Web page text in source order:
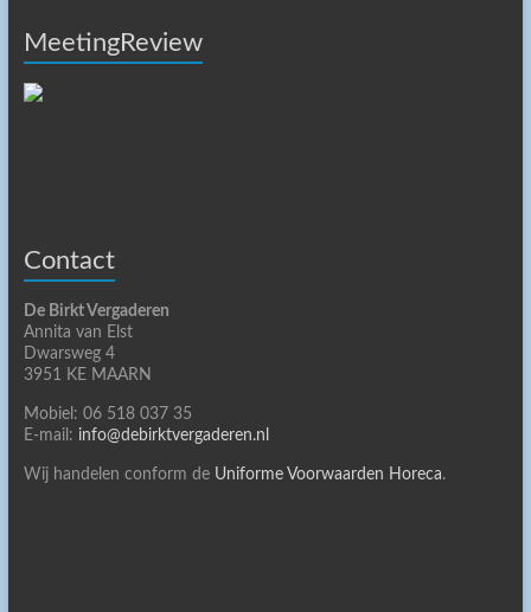
MeetingReview
Contact
De Birkt Vergaderen
Annita van Elst
Dwarsweg 4
3951 KE MAARN
Mobiel: 06 518 037 35
E-mail: info@debirktvergaderen.nl
Wij handelen conform de Uniforme Voorwaarden Horeca.